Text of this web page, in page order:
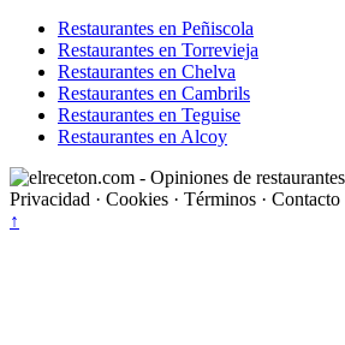
Restaurantes en Peñiscola
Restaurantes en Torrevieja
Restaurantes en Chelva
Restaurantes en Cambrils
Restaurantes en Teguise
Restaurantes en Alcoy
Privacidad · Cookies · Términos · Contacto
↑